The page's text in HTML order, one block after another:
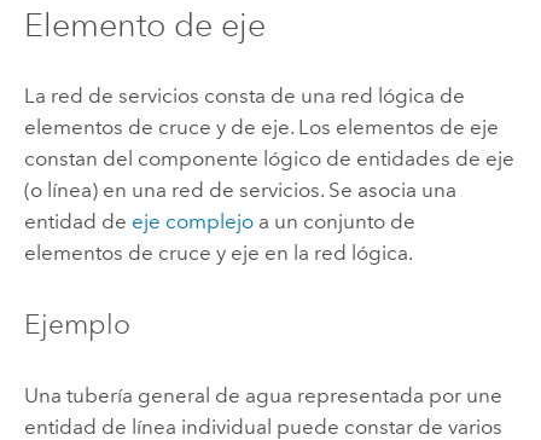
Elemento de eje
La red de servicios consta de una red lógica de
elementos de cruce y de eje. Los elementos de eje
constan del componente lógico de entidades de eje
(o línea) en una red de servicios. Se asocia una
entidad de eje complejoa un conjunto de
elementos de cruce y eje en la red lógica.
Ejemplo
Una tubería general de agua representada por une
entidad de línea individual puede constar de varios